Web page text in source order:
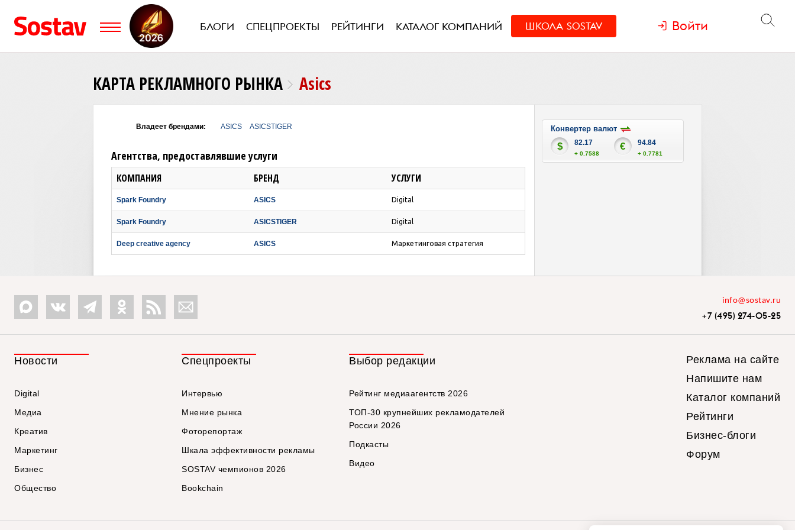
БЛОГИ СПЕЦПРОЕКТЫ РЕЙТИНГИ КАТАЛОГ КОМПАНИЙ ШКОЛА SOSTAV Войти
КАРТА РЕКЛАМНОГО РЫНКА Asics
Владеет брендами: ASICS ASICSTIGER
Агентства, предоставлявшие услуги
КОМПАНИЯ БРЕНД УСЛУГИ
Spark Foundry ASICS Digital
Spark Foundry ASICSTIGER Digital
Deep creative agency ASICS Маркетинговая стратегия
Конвертер валют
$ 82.17
+ 0.7588
€ 94.84
+ 0.7781
info@sostav.ru
+7 (495) 274-05-25
Новости
Digital
Медиа
Креатив
Маркетинг
Бизнес
Общество
Спецпроекты
Интервью
Мнение рынка
Фоторепортаж
Шкала эффективности рекламы
SOSTAV чемпионов 2026
Bookchain
Выбор редакции
Рейтинг медиаагентств 2026
ТОП-30 крупнейших рекламодателей
России 2026
Подкасты
Видео
Реклама на сайте
Напишите нам
Каталог компаний
Рейтинги
Бизнес-блоги
Форум